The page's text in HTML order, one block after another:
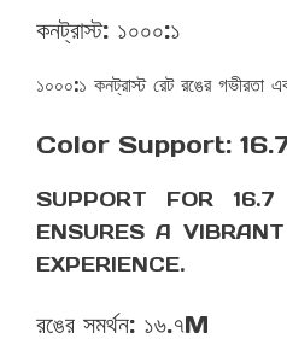
কনট্রাস্ট: ১০০০:১
১০০০:১ কনট্রাস্ট রেট রঙের গভীরতা
Color Support:
SUPPORT FOR
ENSURES A
EXPERIENCE.
রঙের সমর্থন: ১৬.৭M